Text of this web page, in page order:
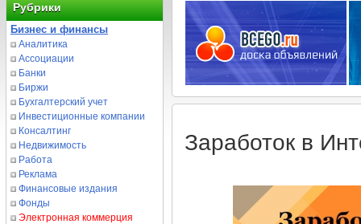
Рубрики
Бизнес и финансы
Аналитика
Ассоциации
Банки
Биржи
Бухгалтерский учет
Инвестиционные компании
Консалтинг
Недвижимость
Работа
Реклама
Финансовые издания
Фонды
Электронная коммерция
Заработок в